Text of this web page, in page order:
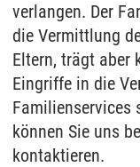
verlangen. Der
die Vermittlung
Eltern, trägt aber
Eingriffe in die
Familienservices
können Sie uns
kontaktieren.